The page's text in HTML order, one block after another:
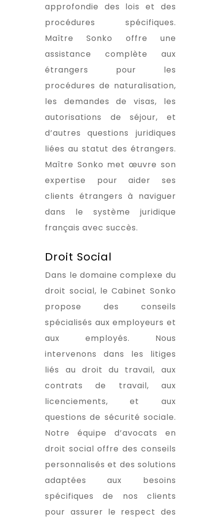
approfondie des lois et des
procédures spécifiques.
Maître Sonko offre une
assistance complète aux
étrangers pour les
procédures de naturalisation,
les demandes de visas, les
autorisations de séjour, et
d’autres questions juridiques
liées au statut des étrangers.
Maître Sonko met œuvre son
expertise pour aider ses
clients étrangers à naviguer
dans le système juridique
français avec succès.
Droit Social
Dans le domaine complexe du
droit social, le Cabinet Sonko
propose des conseils
spécialisés aux employeurs et
aux employés. Nous
intervenons dans les litiges
liés au droit du travail, aux
contrats de travail, aux
licenciements, et aux
questions de sécurité sociale.
Notre équipe d’avocats en
droit social offre des conseils
personnalisés et des solutions
adaptées aux besoins
spécifiques de nos clients
pour assurer le respect des